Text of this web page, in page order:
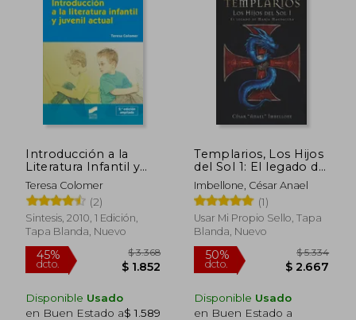
dcto. $ 1.204 dcto.
Introducción a la
Literatura Infantil y
Juvenil Actual
Teresa Colomer
(2)
Sintesis, 2010, 1 Edición,
Tapa Blanda, Nuevo
Disponible Usado
en Buen Estado a$ 1.589
Templarios, Los Hijos
del Sol 1: El legado de
Maria Magdalena
Imbellone, César Anael
(1)
Usar Mi Propio Sello, Tapa
Blanda, Nuevo
Disponible Usado
en Buen Estado a